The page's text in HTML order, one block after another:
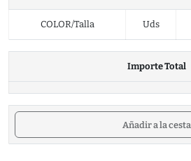
COLOR/Talla Uds
Importe Total
Añadir a la cesta